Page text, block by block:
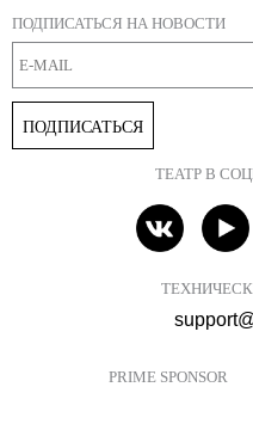
ПОДПИСАТЬСЯ НА НОВОСТИ
ПОДПИСАТЬСЯ
ТЕАТР В
PRIME SPONSOR